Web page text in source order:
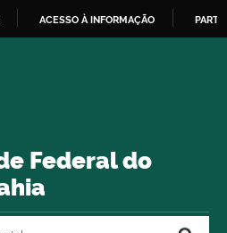
ACESSO À INFORMAÇÃO
Federal do